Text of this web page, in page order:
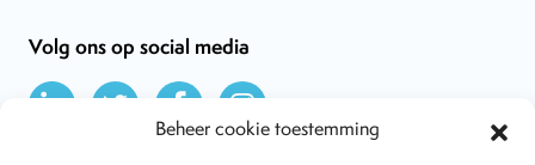
Beheer cookie toestemming
Volg ons op social media